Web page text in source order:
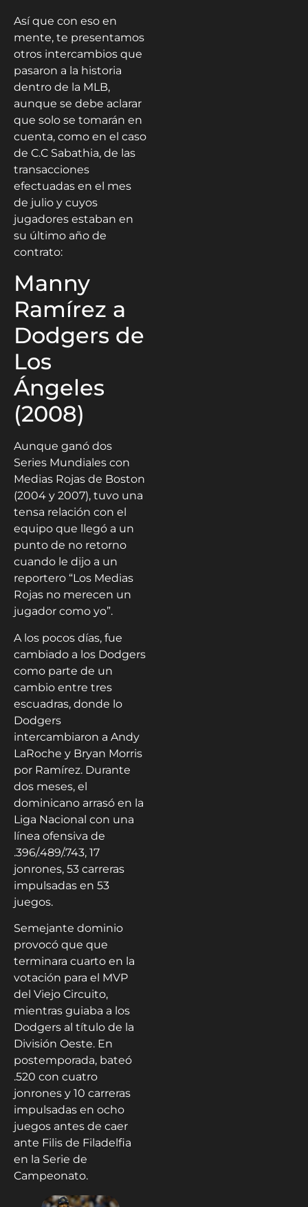
Así que con eso en
mente, te presentamos
otros intercambios que
pasaron a la historia
dentro de la MLB,
aunque se debe aclarar
que solo se tomarán en
cuenta, como en el caso
de C.C Sabathia, de las
transacciones
efectuadas en el mes
de julio y cuyos
jugadores estaban en
su último año de
contrato:
Manny
Ramírez a
Dodgers de
Los
Ángeles
(2008)
Aunque ganó dos
Series Mundiales con
Medias Rojas de Boston
(2004 y 2007), tuvo una
tensa relación con el
equipo que llegó a un
punto de no retorno
cuando le dijo a un
reportero “Los Medias
Rojas no merecen un
jugador como yo”.
A los pocos días, fue
cambiado a los Dodgers
como parte de un
cambio entre tres
escuadras, donde lo
Dodgers
intercambiaron a Andy
LaRoche y Bryan Morris
por Ramírez. Durante
dos meses, el
dominicano arrasó en la
Liga Nacional con una
línea ofensiva de
.396/.489/.743, 17
jonrones, 53 carreras
impulsadas en 53
juegos.
Semejante dominio
provocó que que
terminara cuarto en la
votación para el MVP
del Viejo Circuito,
mientras guiaba a los
Dodgers al título de la
División Oeste. En
postemporada, bateó
.520 con cuatro
jonrones y 10 carreras
impulsadas en ocho
juegos antes de caer
ante Filis de Filadelfia
en la Serie de
Campeonato.